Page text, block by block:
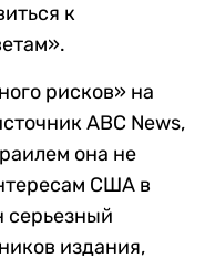
к
рисков» на
ABC News,
она не
США в
серьезный
издания,